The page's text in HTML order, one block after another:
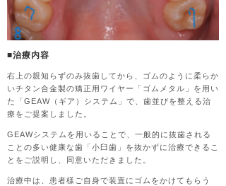
■治療内容
右上の親知らずのみ抜歯してから、ゴムのように柔らか
いチタン合金製の矯正用ワイヤー「ゴムメタル」を用い
た「GEAW（ギア）システム」で、歯並びを整える治
療をご提案しました。
GEAWシステムを用いることで、一般的に抜歯される
ことの多い健康な歯「小臼歯」を抜かずに治療できるこ
とをご説明し、同意いただきました。
治療中は、患者様ご自身で装置にゴムをかけてもらう